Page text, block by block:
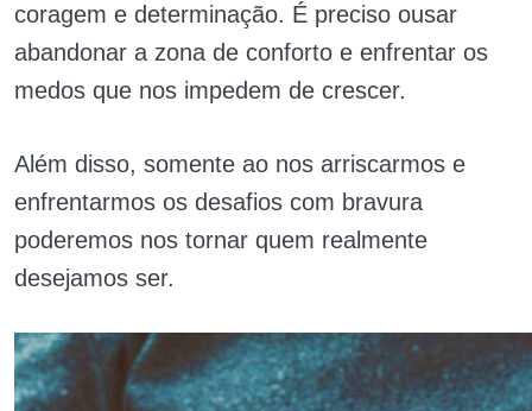
coragem e determinação. É preciso ousar
abandonar a zona de conforto e enfrentar os
medos que nos impedem de crescer.
Além disso, somente ao nos arriscarmos e
enfrentarmos os desafios com bravura
poderemos nos tornar quem realmente
desejamos ser.